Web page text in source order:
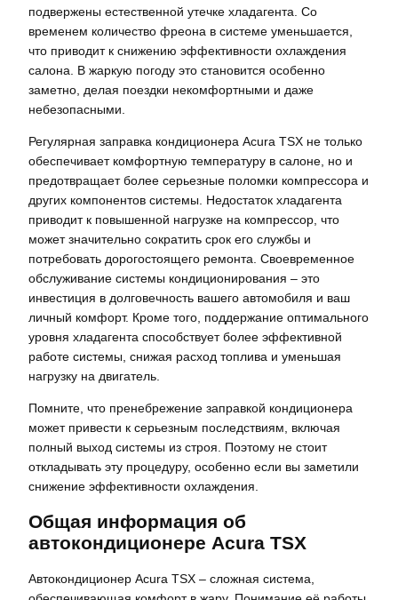
подвержены естественной утечке хладагента. Со
временем количество фреона в системе уменьшается,
что приводит к снижению эффективности охлаждения
салона. В жаркую погоду это становится особенно
заметно, делая поездки некомфортными и даже
небезопасными.
Регулярная заправка кондиционера Acura TSX не только
обеспечивает комфортную температуру в салоне, но и
предотвращает более серьезные поломки компрессора и
других компонентов системы. Недостаток хладагента
приводит к повышенной нагрузке на компрессор, что
может значительно сократить срок его службы и
потребовать дорогостоящего ремонта. Своевременное
обслуживание системы кондиционирования – это
инвестиция в долговечность вашего автомобиля и ваш
личный комфорт. Кроме того, поддержание оптимального
уровня хладагента способствует более эффективной
работе системы, снижая расход топлива и уменьшая
нагрузку на двигатель.
Помните, что пренебрежение заправкой кондиционера
может привести к серьезным последствиям, включая
полный выход системы из строя. Поэтому не стоит
откладывать эту процедуру, особенно если вы заметили
снижение эффективности охлаждения.
Общая информация об
автокондиционере Acura TSX
Автокондиционер Acura TSX – сложная система,